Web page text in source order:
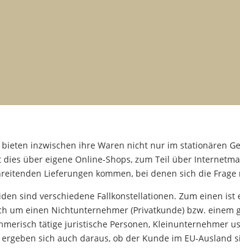
bieten inzwischen ihre Waren nicht nur im stationären
dies über eigene Online-Shops, zum Teil über
Lieferungen kommen, bei denen sich die
sind verschiedene Fallkonstellationen. Zum einen
um einen Nichtunternehmer (Privatkunde) bzw. einem
tätige juristische Personen, Kleinunternehmer
sich auch daraus, ob der Kunde im EU-Ausland